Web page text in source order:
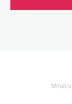
Minas